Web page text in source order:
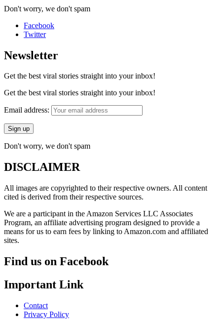
Don't worry, we don't spam
Facebook
Twitter
Newsletter
Get the best viral stories straight into your inbox!
Get the best viral stories straight into your inbox!
Email address:
Don't worry, we don't spam
DISCLAIMER
All images are copyrighted to their respective owners. All content
cited is derived from their respective sources.
We are a participant in the Amazon Services LLC Associates
Program, an affiliate advertising program designed to provide a
means for us to earn fees by linking to Amazon.com and affiliated
sites.
Find us on Facebook
Important Link
Contact
Privacy Policy